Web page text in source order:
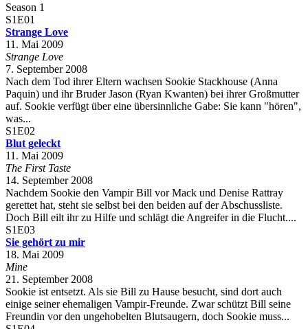
Season 1
S1E01
Strange Love
11. Mai 2009
Strange Love
7. September 2008
Nach dem Tod ihrer Eltern wachsen Sookie Stackhouse (Anna
Paquin) und ihr Bruder Jason (Ryan Kwanten) bei ihrer Großmutter
auf. Sookie verfügt über eine übersinnliche Gabe: Sie kann "hören",
was...
S1E02
Blut geleckt
11. Mai 2009
The First Taste
14. September 2008
Nachdem Sookie den Vampir Bill vor Mack und Denise Rattray
gerettet hat, steht sie selbst bei den beiden auf der Abschussliste.
Doch Bill eilt ihr zu Hilfe und schlägt die Angreifer in die Flucht....
S1E03
Sie gehört zu mir
18. Mai 2009
Mine
21. September 2008
Sookie ist entsetzt. Als sie Bill zu Hause besucht, sind dort auch
einige seiner ehemaligen Vampir-Freunde. Zwar schützt Bill seine
Freundin vor den ungehobelten Blutsaugern, doch Sookie muss...